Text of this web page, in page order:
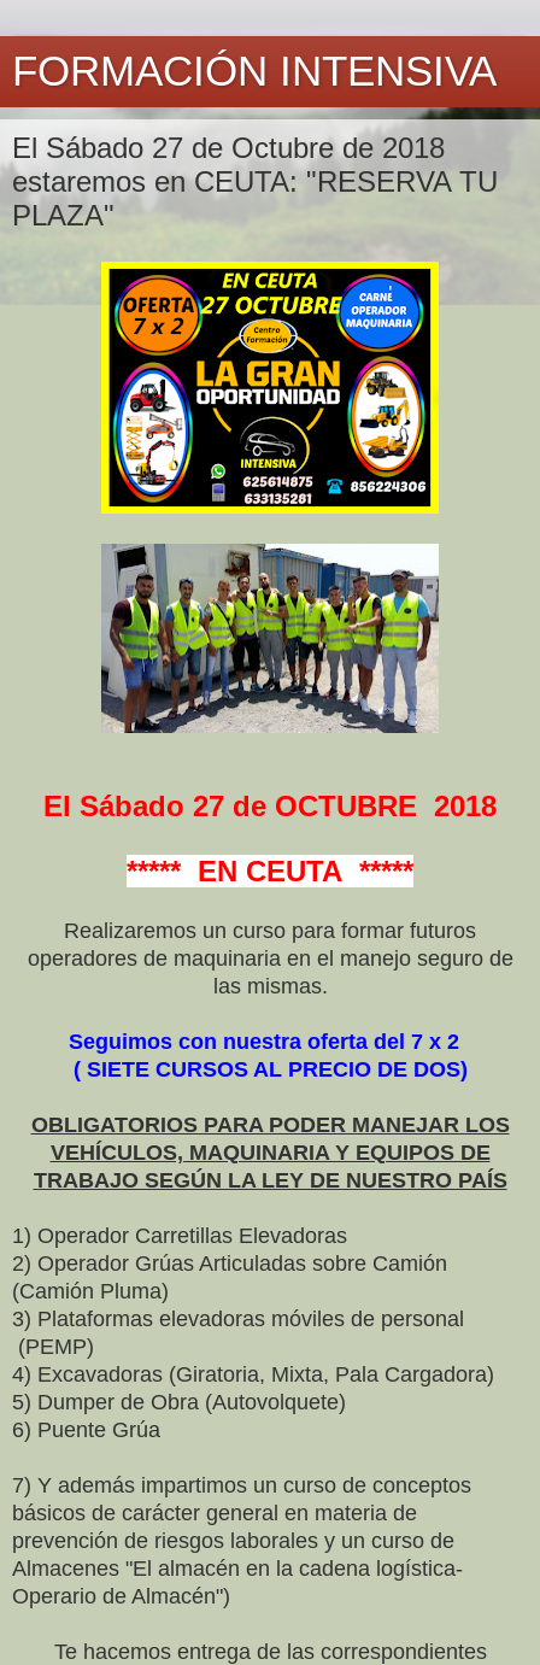
FORMACIÓN INTENSIVA
El Sábado 27 de Octubre de 2018
estaremos en CEUTA: "RESERVA TU
PLAZA"
El Sábado 27 de OCTUBRE 2018
***** EN CEUTA *****
Realizaremos un curso para formar futuros
operadores de maquinaria en el manejo seguro de
las mismas.
Seguimos con nuestra oferta del 7 x 2
( SIETE CURSOS AL PRECIO DE DOS)
OBLIGATORIOS PARA PODER MANEJAR LOS
VEHÍCULOS, MAQUINARIA Y EQUIPOS DE
TRABAJO SEGÚN LA LEY DE NUESTRO PAÍS
1) Operador Carretillas Elevadoras
2) Operador Grúas Articuladas sobre Camión
(Camión Pluma)
3) Plataformas elevadoras móviles de personal
(PEMP)
4) Excavadoras (Giratoria, Mixta, Pala Cargadora)
5) Dumper de Obra (Autovolquete)
6) Puente Grúa
7) Y además impartimos un curso de conceptos
básicos de carácter general en materia de
prevención de riesgos laborales y un curso de
Almacenes "El almacén en la cadena logística-
Operario de Almacén")
Te hacemos entrega de las correspondientes